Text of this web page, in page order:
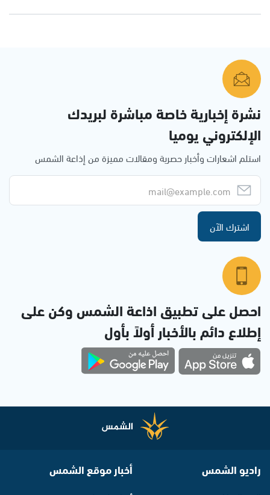
نشرة إخبارية خاصة مباشرة لبريدك
الإلكتروني يوميا
استلم اشعارات وأخبار حصرية ومقالات مميزة من إذاعة الشمس
اشترك الآن
احصل على تطبيق اذاعة الشمس وكن على
إطلاع دائم بالأخبار أولاً بأول
راديو الشمس أخبار موقع الشمس